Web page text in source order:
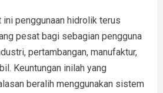
ini penggunaan hidrolik terus
pesat bagi sebagian pengguna
pertambangan, manufaktur,
Keuntungan inilah yang
beralih menggunakan sistem